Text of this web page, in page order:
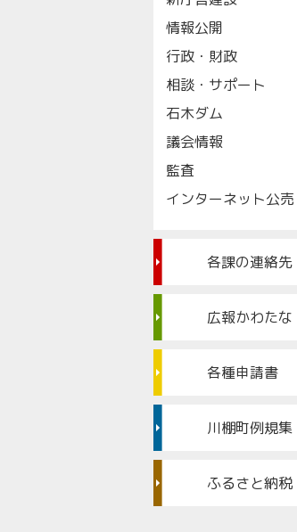
情報公開
行政・財政
相談・サポート
石木ダム
議会情報
監査
インターネット公売
各課の連絡先
広報かわたな
各種申請書
川棚町例規集
ふるさと納税